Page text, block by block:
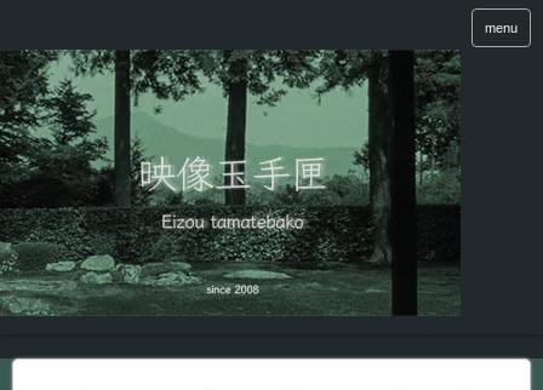
menu